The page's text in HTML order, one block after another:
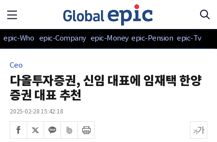
epic-Who epic-Company epic-Money epic-Pension epic-Tv
Ceo
다올투자증권, 신임 대표에 임재택 한양
증권 대표 추천
2025-02-28 15:42:18